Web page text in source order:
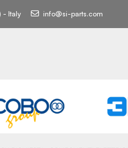
- Italy info@si-parts.com